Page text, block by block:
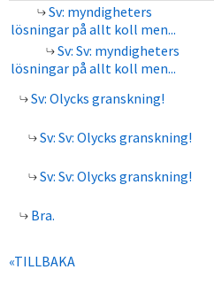
Sv: myndigheters
lösningar på allt koll men...
Sv: Sv: myndigheters
lösningar på allt koll men...
Sv: Olycks granskning!
Sv: Sv: Olycks granskning!
Sv: Sv: Olycks granskning!
Bra.
«TILLBAKA